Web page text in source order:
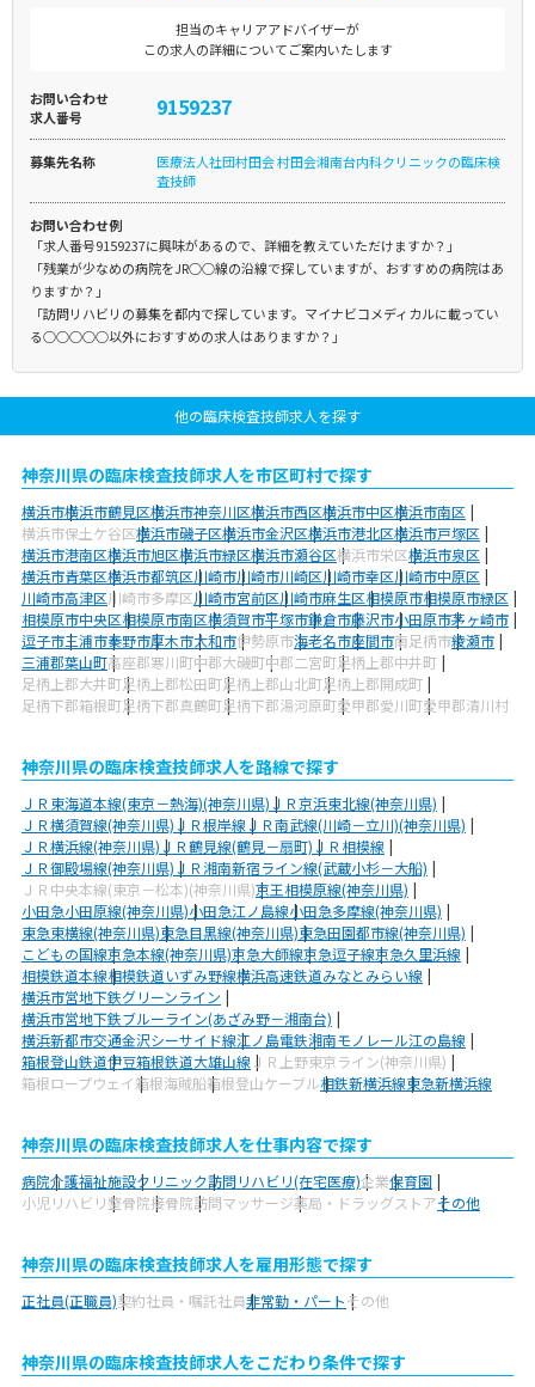
担当のキャリアアドバイザーが
この求人の詳細についてご案内いたします
お問い合わせ
求人番号
9159237
募集先名称
医療法人社団村田会 村田会湘南台内科クリニックの臨床検
査技師
お問い合わせ例
「求人番号9159237に興味があるので、詳細を教えていただけますか？」
「残業が少なめの病院をJR○○線の沿線で探していますが、おすすめの病院はあ
りますか？」
「訪問リハビリの募集を都内で探しています。マイナビコメディカルに載ってい
る○○○○○以外におすすめの求人はありますか？」
他の臨床検査技師求人を探す
神奈川県の臨床検査技師求人を市区町村で探す
横浜市横浜市鶴見区横浜市神奈川区横浜市西区横浜市中区横浜市南区
横浜市保土ケ谷区横浜市磯子区横浜市金沢区横浜市港北区横浜市戸塚区
横浜市港南区横浜市旭区横浜市緑区横浜市瀬谷区横浜市栄区横浜市泉区
横浜市青葉区横浜市都筑区川崎市川崎市川崎区川崎市幸区川崎市中原区
川崎市高津区川崎市多摩区川崎市宮前区川崎市麻生区相模原市相模原市緑区
相模原市中央区相模原市南区横須賀市平塚市鎌倉市藤沢市小田原市茅ヶ崎市
逗子市三浦市秦野市厚木市大和市伊勢原市海老名市座間市南足柄市綾瀬市
三浦郡葉山町高座郡寒川町中郡大磯町中郡二宮町足柄上郡中井町
足柄上郡大井町足柄上郡松田町足柄上郡山北町足柄上郡開成町
足柄下郡箱根町足柄下郡真鶴町足柄下郡湯河原町愛甲郡愛川町愛甲郡清川村
神奈川県の臨床検査技師求人を路線で探す
ＪＲ東海道本線(東京－熱海)(神奈川県)ＪＲ京浜東北線(神奈川県)
ＪＲ横須賀線(神奈川県)ＪＲ根岸線ＪＲ南武線(川崎－立川)(神奈川県)
ＪＲ横浜線(神奈川県)ＪＲ鶴見線(鶴見－扇町)ＪＲ相模線
ＪＲ御殿場線(神奈川県)ＪＲ湘南新宿ライン線(武蔵小杉－大船)
ＪＲ中央本線(東京－松本)(神奈川県)京王相模原線(神奈川県)
小田急小田原線(神奈川県)小田急江ノ島線小田急多摩線(神奈川県)
東急東横線(神奈川県)東急目黒線(神奈川県)東急田園都市線(神奈川県)
こどもの国線京急本線(神奈川県)京急大師線京急逗子線京急久里浜線
相模鉄道本線相模鉄道いずみ野線横浜高速鉄道みなとみらい線
横浜市営地下鉄グリーンライン
横浜市営地下鉄ブルーライン(あざみ野－湘南台)
横浜新都市交通金沢シーサイド線江ノ島電鉄湘南モノレール江の島線
箱根登山鉄道伊豆箱根鉄道大雄山線 ＪＲ上野東京ライン(神奈川県)
箱根ロープウェイ箱根海賊船箱根登山ケーブル相鉄新横浜線東急新横浜線
神奈川県の臨床検査技師求人を仕事内容で探す
病院介護福祉施設クリニック訪問リハビリ(在宅医療)企業保育園
小児リハビリ整骨院接骨院訪問マッサージ薬局・ドラッグストアその他
神奈川県の臨床検査技師求人を雇用形態で探す
正社員(正職員)契約社員・嘱託社員非常勤・パートその他
神奈川県の臨床検査技師求人をこだわり条件で探す